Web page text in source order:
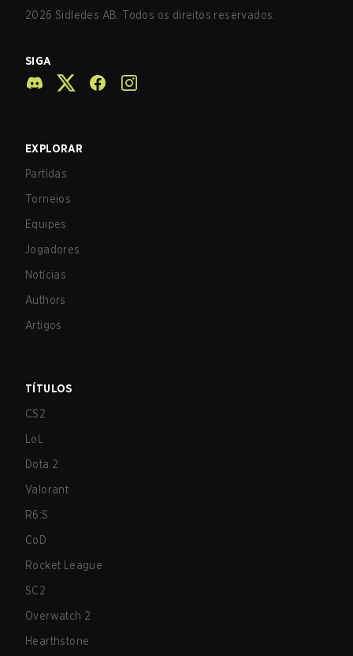
2026 Sidledes AB. Todos os direitos reservados.
SIGA
EXPLORAR
Partidas
Torneios
Equipes
Jogadores
Notícias
Authors
Artigos
TÍTULOS
CS2
LoL
Dota 2
Valorant
R6:S
CoD
Rocket League
SC2
Overwatch 2
Hearthstone